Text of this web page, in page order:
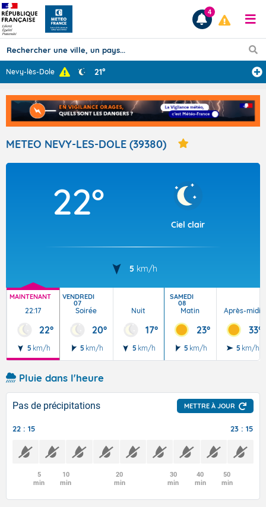
Prévisions
TOUS LES RÉSULTATS
Articles
4
Nevy-lès-Dole 21°
METEO NEVY-LES-DOLE (39380)
22°
Ciel clair
5 km/h
MAINTENANT
22:17
22°
5 km/h
VENDREDI
07
Soirée
20°
5 km/h
Nuit
17°
5 km/h
SAMEDI
08
Matin
23°
5 km/h
Après-midi
33°
5 km/h
Pluie dans l'heure
Pas de précipitations METTRE À JOUR
22 : 15 23 : 15
5
min
10
min
20
min
30
min
40
min
50
min